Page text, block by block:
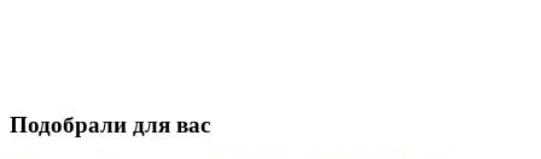
Подобрали для вас